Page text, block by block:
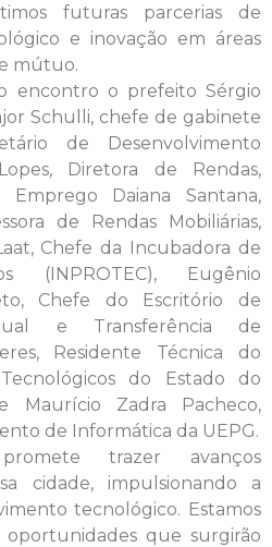
futuras parcerias de
e inovação em áreas
mútuo.
encontro o prefeito Sérgio
Schulli, chefe de gabinete
de Desenvolvimento
Diretora de Rendas,
Daiana Santana,
de Rendas Mobiliárias,
Chefe da Incubadora de
(INPROTEC), Eugênio
Chefe do Escritório de
e Transferência de
Residente Técnica do
do Estado do
e Maurício Zadra Pacheco,
de Informática da UEPG.
trazer avanços
cidade, impulsionando a
tecnológico. Estamos
oportunidades que surgirão